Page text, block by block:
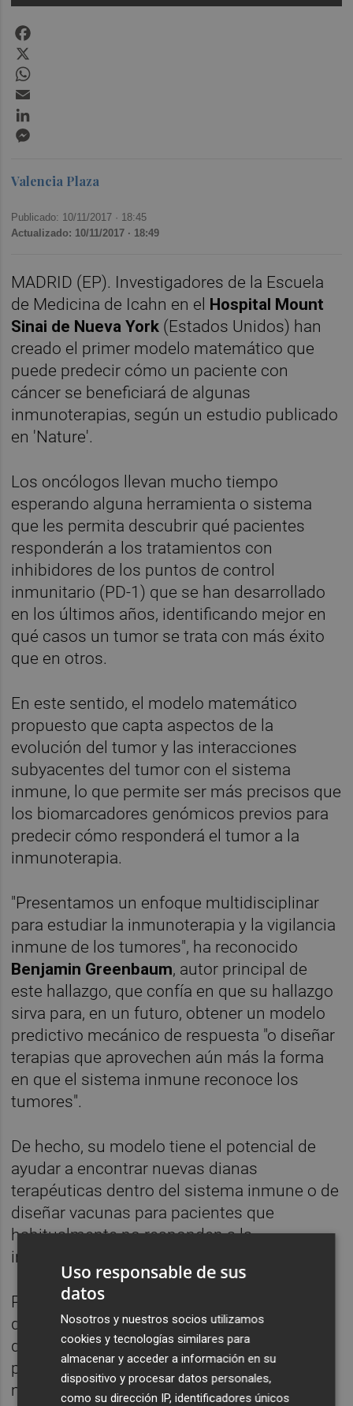
Valencia Plaza
Publicado: 10/11/2017 · 18:45
Actualizado: 10/11/2017 · 18:49
MADRID (EP). Investigadores de la Escuela
de Medicina de Icahn en el Hospital Mount
Sinai de Nueva York (Estados Unidos) han
creado el primer modelo matemático que
puede predecir cómo un paciente con
cáncer se beneficiará de algunas
inmunoterapias, según un estudio publicado
en 'Nature'.
Los oncólogos llevan mucho tiempo
esperando alguna herramienta o sistema
que les permita descubrir qué pacientes
responderán a los tratamientos con
inhibidores de los puntos de control
inmunitario (PD-1) que se han desarrollado
en los últimos años, identificando mejor en
qué casos un tumor se trata con más éxito
que en otros.
En este sentido, el modelo matemático
propuesto que capta aspectos de la
evolución del tumor y las interacciones
subyacentes del tumor con el sistema
inmune, lo que permite ser más precisos que
los biomarcadores genómicos previos para
predecir cómo responderá el tumor a la
inmunoterapia.
"Presentamos un enfoque multidisciplinar
para estudiar la inmunoterapia y la vigilancia
inmune de los tumores", ha reconocido
Benjamin Greenbaum, autor principal de
este hallazgo, que confía en que su hallazgo
sirva para, en un futuro, obtener un modelo
predictivo mecánico de respuesta "o diseñar
terapias que aprovechen aún más la forma
en que el sistema inmune reconoce los
tumores".
De hecho, su modelo tiene el potencial de
ayudar a encontrar nuevas dianas
terapéuticas dentro del sistema inmune o de
diseñar vacunas para pacientes que
habitualmente no responden a la
inmunoterapia.
Para su diseño, los investigadores utilizaron
datos de pacientes con melanoma y cáncer
de pulmón tratados con inhibidores del
punto de control inmunitario, rastreando
múltiples propiedades dentro de la
Uso responsable de sus
datos
Nosotros y nuestros socios utilizamos
cookies y tecnologías similares para
almacenar y acceder a información en su
dispositivo y procesar datos personales,
como su dirección IP, identificadores únicos